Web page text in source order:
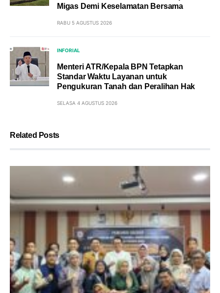
Migas Demi Keselamatan Bersama
RABU 5 AGUSTUS 2026
INFORIAL
Menteri ATR/Kepala BPN Tetapkan
Standar Waktu Layanan untuk
Pengukuran Tanah dan Peralihan Hak
SELASA 4 AGUSTUS 2026
Related Posts